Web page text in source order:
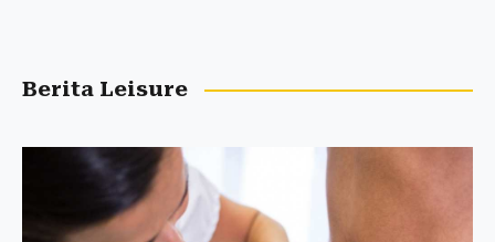
Berita Leisure